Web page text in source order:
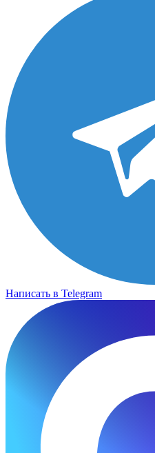
Написать в Telegram